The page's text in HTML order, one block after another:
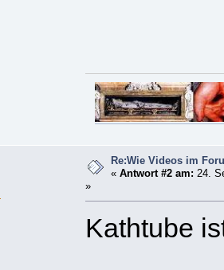
Re:Wie Videos im
«Antwort #2 am: 24.
»
Kathtube